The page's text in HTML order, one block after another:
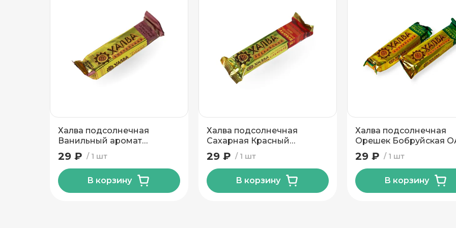
Халва подсолнечная
Ванильный аромат
Красный пищевик 60 гр
1 шт
29 ₽
В корзину
Халва подсолнечная
Сахарная Красный
пищевик 60 гр
1 шт
29 ₽
В корзину
Халва подсолнечная
Орешек Бобруйская
Красный пищевик 60 гр
1 шт
29 ₽
В корзину